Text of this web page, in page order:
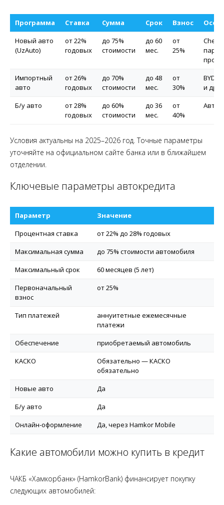
Программа Ставка Сумма Срок Взнос
Новый авто
(UzAuto)
от 22%
годовых
до 75%
стоимости
до 60
мес.
от
25%
Импортный
авто
от 26%
годовых
до 70%
стоимости
до 48
мес.
от
30%
BYD,
и др.
Б/у авто
от 28%
годовых
до 60%
стоимости
до 36
мес.
от
40%
Авто
Условия актуальны на 2025–2026 год. Точные параметры
уточняйте на официальном сайте банка или в ближайшем
отделении.
Ключевые параметры автокредита
Параметр
Значение
Процентная ставка
от 22% до 28% годовых
Максимальная сумма
до 75% стоимости автомобиля
Максимальный срок
60 месяцев (5 лет)
Первоначальный
взнос
от 25%
Тип платежей
аннуитетные ежемесячные
платежи
Обеспечение
приобретаемый автомобиль
КАСКО
Обязательно — КАСКО
обязательно
Новые авто
Да
Б/у авто
Да
Онлайн-оформление
Да, через Hamkor Mobile
Какие автомобили можно купить в кредит
ЧАКБ «Хамкорбанк» (HamkorBank) финансирует покупку
следующих автомобилей: